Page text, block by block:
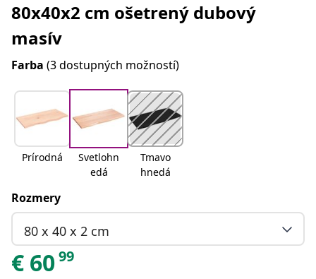
80x40x2 cm ošetrený dubový
masív
Farba (3 dostupných možností)
Prírodná
Svetlohn
edá
Tmavo
hnedá
Rozmery
80 x 40 x 2 cm
€ 6099